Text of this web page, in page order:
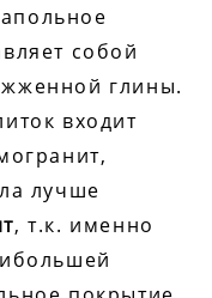
собой
глины.
входит
лучше
, т.к. именно